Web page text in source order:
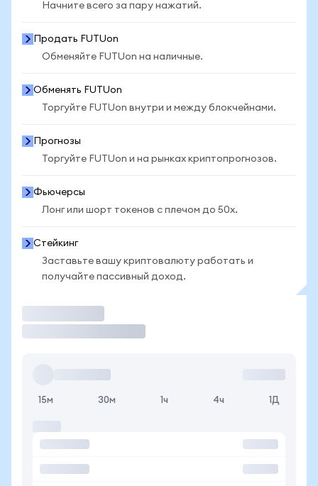
Начните всего за пару нажатий.
Продать FUTUon
Обменяйте FUTUon на наличные.
Обменять FUTUon
Торгуйте FUTUon внутри и между блокчейнами.
Прогнозы
Торгуйте FUTUon и на рынках криптопрогнозов.
Фьючерсы
Лонг или шорт токенов с плечом до 50x.
Стейкинг
Заставьте вашу криптовалюту работать и
получайте пассивный доход.
15м 30м 1ч 4ч 1Д